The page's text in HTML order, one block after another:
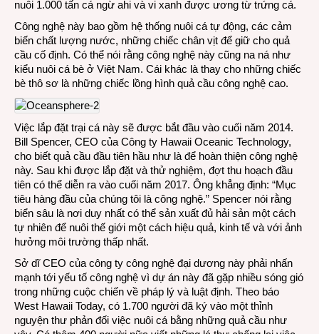
nuôi 1.000 tấn cá ngừ ahi và vi xanh được ương từ trứng cá.
Công nghệ này bao gồm hệ thống nuôi cá tự động, các cảm
biến chất lượng nước, những chiếc chân vịt để giữ cho quả
cầu cố định. Có thể nói rằng công nghệ này cũng na ná như
kiểu nuôi cá bè ở Việt Nam. Cái khác là thay cho những chiếc
bè thô sơ là những chiếc lồng hình quả cầu công nghệ cao.
Việc lắp đặt trại cá này sẽ được bắt đầu vào cuối năm 2014.
Bill Spencer, CEO của Công ty Hawaii Oceanic Technology,
cho biết quả cầu đầu tiên hầu như là để hoàn thiện công nghệ
này. Sau khi được lắp đặt và thử nghiệm, đợt thu hoạch đầu
tiên có thể diễn ra vào cuối năm 2017. Ông khẳng định: “Mục
tiêu hàng đầu của chúng tôi là công nghệ.” Spencer nói rằng
biển sâu là nơi duy nhất có thể sản xuất đủ hải sản một cách
tự nhiên để nuôi thế giới một cách hiệu quả, kinh tế và với ảnh
hưởng môi trường thấp nhất.
Sở dĩ CEO của công ty công nghệ đại dương này phải nhấn
mạnh tới yếu tố công nghệ vì dự án này đã gặp nhiều sóng gió
trong những cuộc chiến về pháp lý và luật định. Theo báo
West Hawaii Today, có 1.700 người đã ký vào một thỉnh
nguyện thư phản đối việc nuôi cá bằng những quả cầu như